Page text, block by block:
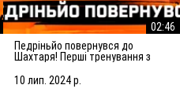
02:46
Педріньйо повернувся до
Шахтаря! Перші тренування з
10 лип. 2024 р.